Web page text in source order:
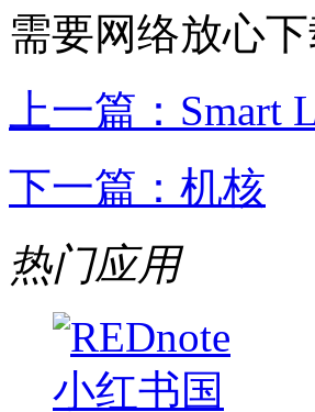
需要网络放心
上一篇： Smart
下一篇： 机核
热门应用